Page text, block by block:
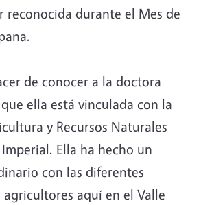
reconocida durante el Mes de
de conocer a la doctora
ella está vinculada con la
y Recursos Naturales
Ella ha hecho un
con las diferentes
aquí en el Valle